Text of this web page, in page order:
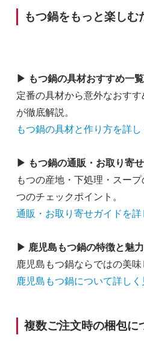
もつ鍋をもっと楽しむ
▶ もつ鍋の具材おすすめ一
定番の具材から意外なおす
が徹底解説。
もつ鍋の具材と作り方を詳し
▶ もつ鍋の通販・お取り寄
もつの産地・下処理・スー
つのチェックポイント。
通販・お取り寄せガイドを詳
▶ 鹿児島もつ鍋の特徴と魅
鹿児島もつ鍋ならではの美味
鹿児島もつ鍋について詳しく
複数ご注文時の梱包に